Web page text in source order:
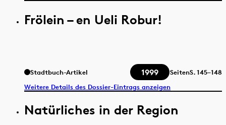
Frölein – en Ueli Robur!
Stadtbuch-Artikel 1999 SeitenS.145–148
Weitere Details des Dossier-Eintrags anzeigen
Natürliches in der Region